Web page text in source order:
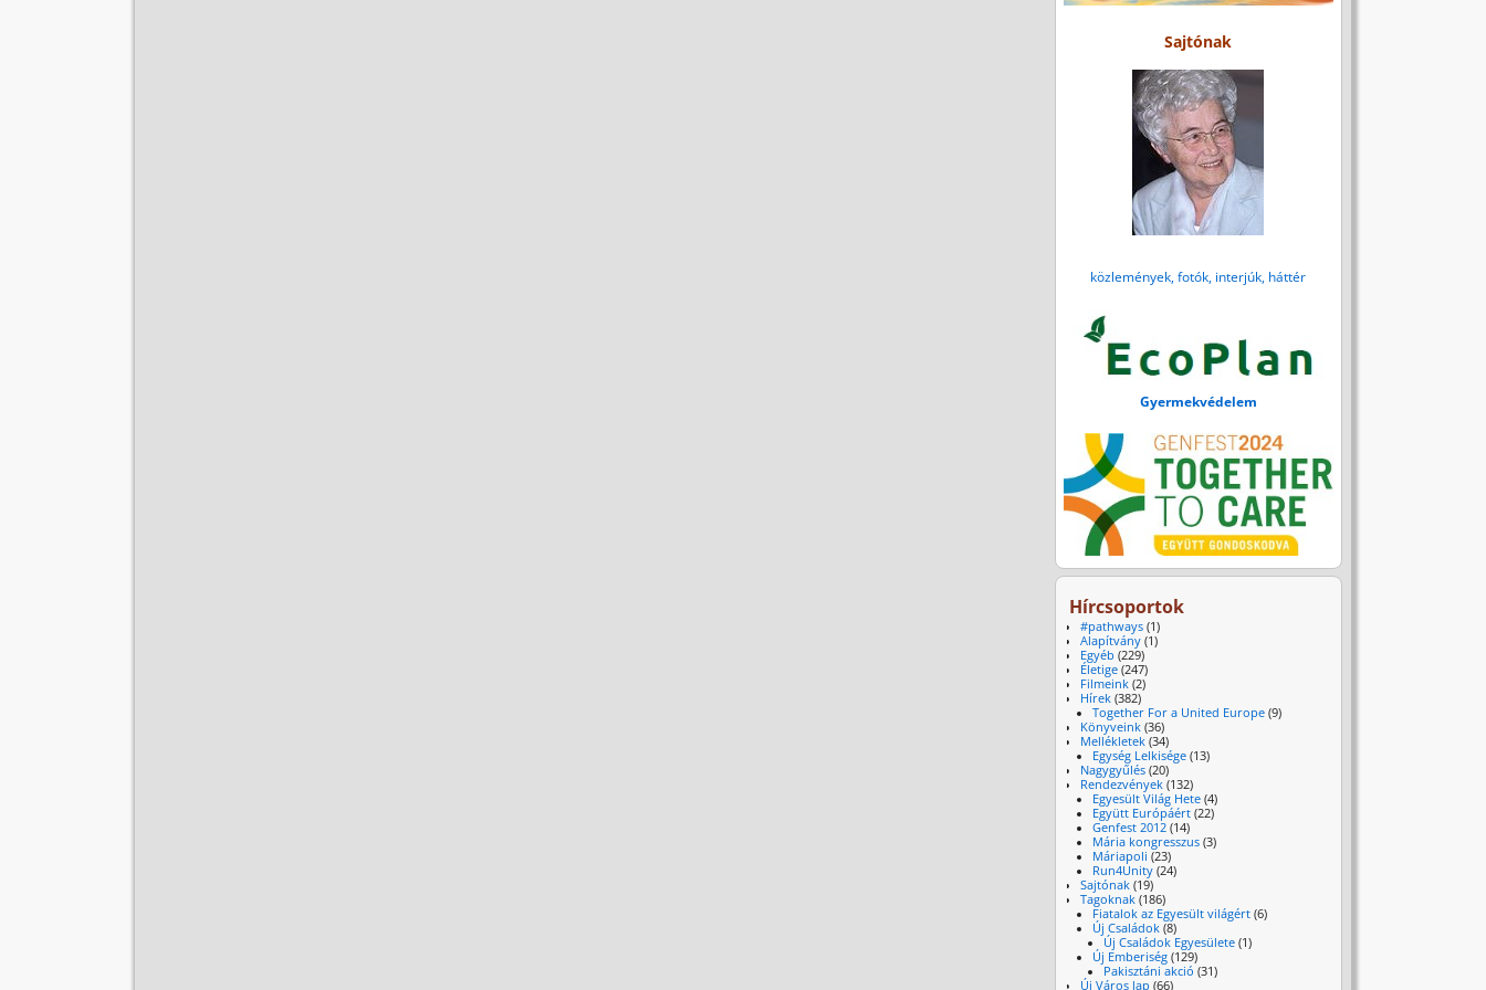
Sajtónak
közlemények, fotók, interjúk, háttér
Gyermekvédelem
Hírcsoportok
#pathways (1)
Alapítvány (1)
Egyéb (229)
Életige (247)
Filmeink (2)
Hírek (382)
Together For a United Europe(9)
Könyveink (36)
Mellékletek (34)
Egység Lelkisége(13)
Nagygyűlés (20)
Rendezvények (132)
Egyesült Világ Hete(4)
Együtt Európáért(22)
Genfest 2012(14)
Mária kongresszus(3)
Máriapoli (23)
Run4Unity(24)
Sajtónak (19)
Tagoknak (186)
Fiatalok az Egyesült világért(6)
Új Családok(8)
Új Családok Egyesülete (1)
Új Emberiség(129)
Pakisztáni akció (31)
Új Város lap (66)